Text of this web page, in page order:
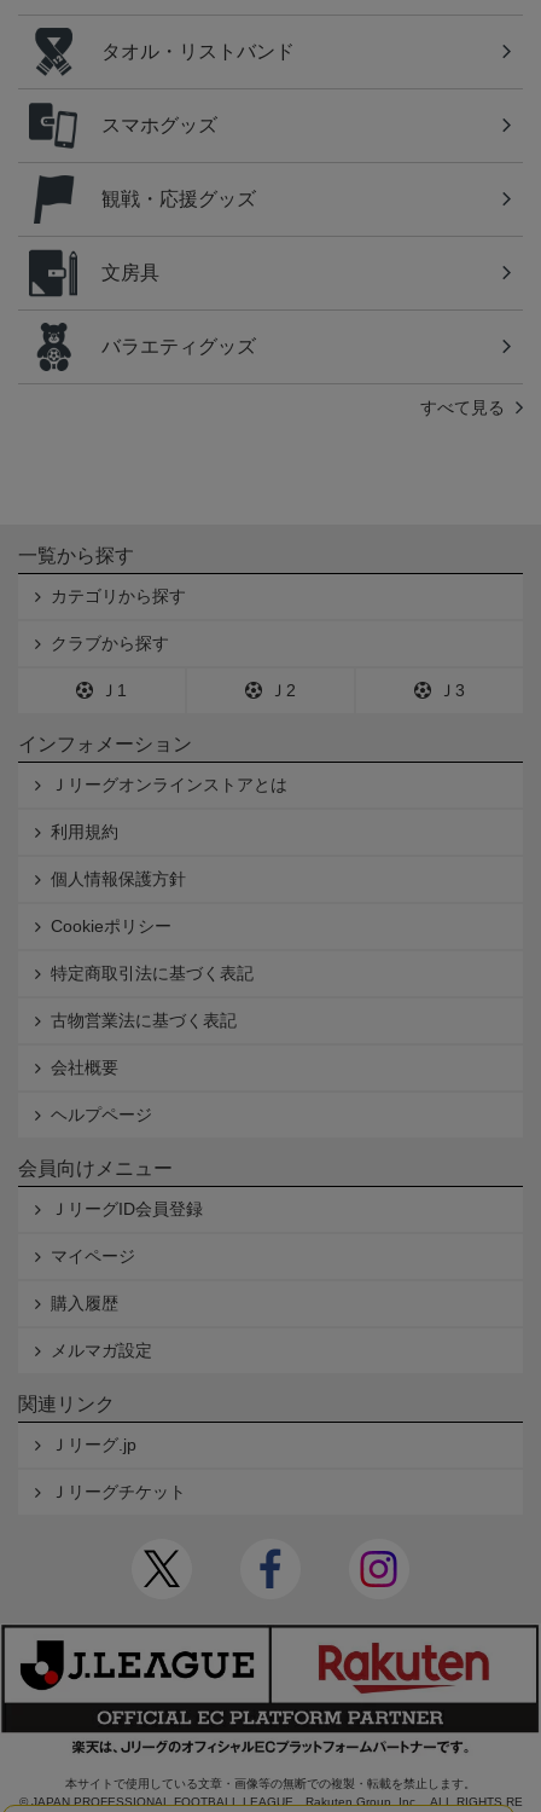
タオル・リストバンド
スマホグッズ
観戦・応援グッズ
文房具
バラエティグッズ
すべて見る
一覧から探す
カテゴリから探す
クラブから探す
Ｊ1 Ｊ2 Ｊ3
インフォメーション
Ｊリーグオンラインストアとは
利用規約
個人情報保護方針
Cookieポリシー
特定商取引法に基づく表記
古物営業法に基づく表記
会社概要
ヘルプページ
会員向けメニュー
ＪリーグID会員登録
マイページ
購入履歴
メルマガ設定
関連リンク
Ｊリーグ.jp
Ｊリーグチケット
本サイトで使用している文章・画像等の無断での複製・転載を禁止します。
© JAPAN PROFESSIONAL FOOTBALL LEAGUE Rakuten Group, Inc. ALL RIGHTS RE